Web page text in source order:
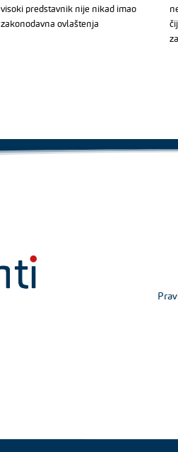
visoki predstavnik nije nikad imao
zakonodavna ovlaštenja